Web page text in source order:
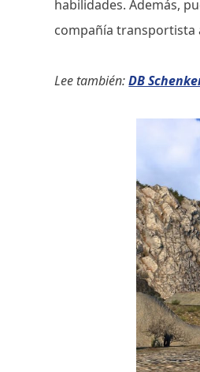
habilidades. Además,
compañía transportista
Lee también:DB